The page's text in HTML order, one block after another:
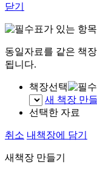
닫기
표가 있는 항
동일자료를 같은 책
됩니다.
책장선택
새 책장 만
선택한 자료
취소 내책장에 담기
새책장 만들기